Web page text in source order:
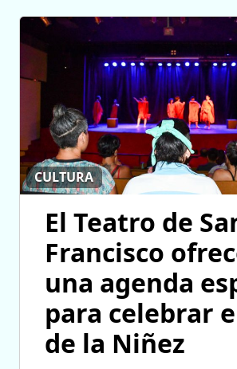
CULTURA
El Teatro de
Francisco
una agenda
para celebrar
de la Niñez